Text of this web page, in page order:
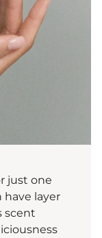
just one
have layer
scent